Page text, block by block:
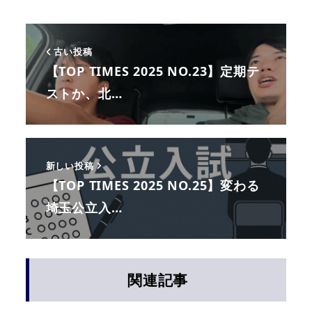
古い投稿
【TOP TIMES 2025 NO.23】定期テ
ストか、北…
新しい投稿
【TOP TIMES 2025 NO.25】変わる
埼玉公立入…
関連記事